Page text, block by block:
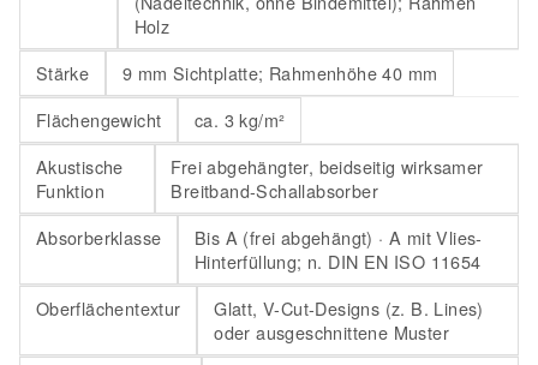
Holz
Stärke
9 mm Sichtplatte; Rahmenhöhe 40 mm
Flächengewicht
ca. 3 kg/m²
Akustische
Funktion
Frei abgehängter, beidseitig wirksamer
Breitband-Schallabsorber
Absorberklasse
Bis A (frei abgehängt) · A mit Vlies-
Hinterfüllung; n. DIN EN ISO 11654
Oberflächentextur
Glatt, V-Cut-Designs (z. B. Lines)
oder ausgeschnittene Muster